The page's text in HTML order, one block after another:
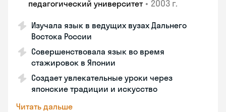
педагогический университет • 2003 г.
Изучала язык в ведущих вузах Дальнего
Востока России
Совершенствовала язык во время
стажировок в Японии
Создает увлекательные уроки через
японские традиции и искусство
Читать дальше